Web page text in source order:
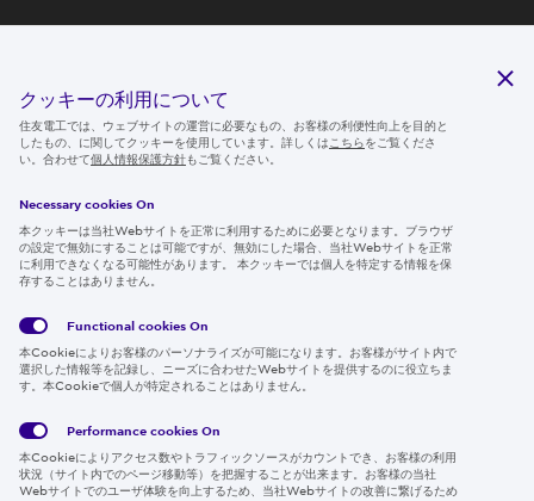
ニュースルーム
IR情報
採用情報
Global
Policy
サイト
約
Region & Language:
Japan | JP
クッキーの利用について
住友電工では、ウェブサイトの運営に必要なもの、お客様の利便性向上を目的と
したもの、に関してクッキーを使用しています。詳しくは こちらをご覧くださ
い。合わせて個人情報保護方針もご覧ください。
Necessary cookies On
本クッキーは当社Webサイトを正常に利用するために必要となります。ブラウザ
の設定で無効にすることは可能ですが、無効にした場合、当社Webサイトを正常
に利用できなくなる可能性があります。 本クッキーでは個人を特定する情報を保
存することはありません。
Functional cookies On
本Cookieによりお客様のパーソナライズが可能になります。お客様がサイト内で
選択した情報等を記録し、ニーズに合わせたWebサイトを提供するのに役立ちま
す。本Cookieで個人が特定されることはありません。
Performance cookies On
本Cookieによりアクセス数やトラフィックソースがカウントでき、お客様の利用
状況（サイト内でのページ移動等）を把握することが出来ます。お客様の当社
Webサイトでのユーザ体験を向上するため、当社Webサイトの改善に繋げるため